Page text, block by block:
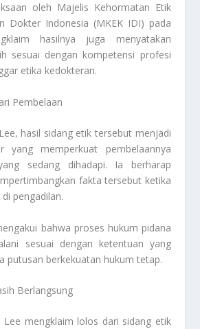
oleh Majelis Kehormatan Etik
Dokter Indonesia (MKEK IDI) pada
hasilnya juga menyatakan
sesuai dengan kompetensi profesi
etika kedokteran.
Pembelaan
hasil sidang etik tersebut menjadi
yang memperkuat pembelaannya
sedang dihadapi. Ia berharap
fakta tersebut ketika
pengadilan.
bahwa proses hukum pidana
sesuai dengan ketentuan yang
putusan berkekuatan hukum tetap.
Berlangsung
Lee mengklaim lolos dari sidang etik